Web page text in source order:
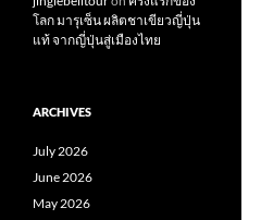
โลก มารุเซ็น ผลิตชาเขียวญี่ปุ่น
แท้ จากญี่ปุ่นสู่เมืองไทย
ARCHIVES
July 2026
June 2026
May 2026